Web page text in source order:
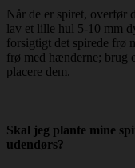
Når de er spiret, overfør
lav et lille hul 5-10 mm
forsigtigt det spirede frø
frø med hænderne; brug
placere dem.
Skal jeg plante mine
udendørs?